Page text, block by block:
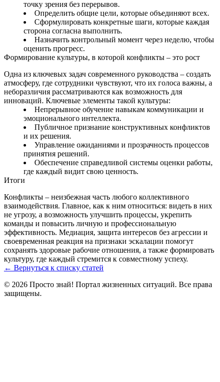
точку зрения без перерывов.
Определить общие цели, которые объединяют всех.
Сформулировать конкретные шаги, которые каждая
сторона согласна выполнить.
Назначить контрольный момент через неделю, чтобы
оценить прогресс.
Формирование культуры, в которой конфликты – это рост
Одна из ключевых задач современного руководства – создать
атмосферу, где сотрудники чувствуют, что их голоса важны, а
неборазличия рассматриваются как возможность для
инноваций. Ключевые элементы такой культуры:
Непрерывное обучение навыкам коммуникации и
эмоционального интеллекта.
Публичное признание конструктивных конфликтов
и их решения.
Управление ожиданиями и прозрачность процессов
принятия решений.
Обеспечение справедливой системы оценки работы,
где каждый видит свою ценность.
Итоги
Конфликты – неизбежная часть любого коллективного
взаимодействия. Главное, как к ним относиться: видеть в них
не угрозу, а возможность улучшить процессы, укрепить
команды и повысить личную и профессиональную
эффективность. Медиация, защита интересов без агрессии и
своевременная реакция на признаки эскалации помогут
сохранять здоровые рабочие отношения, а также формировать
культуру, где каждый стремится к совместному успеху.
← Вернуться к списку статей
© 2026 Просто знай! Портал жизненных ситуаций. Все права
защищены.